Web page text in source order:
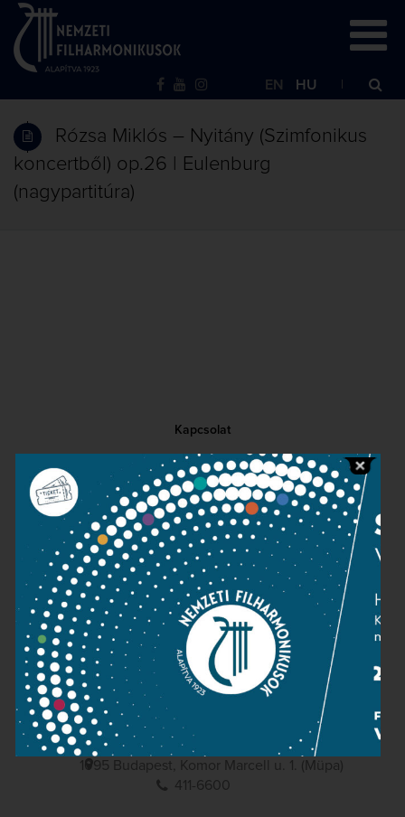
EN HU
Rózsa Miklós – Nyitány (Szimfonikus
koncertből) op.26 | Eulenburg
(nagypartitúra)
Kapcsolat
Közérdekű adatok
Sajtószoba
Adatvédelem
Impresszum
NEMZETI
FILHARMONIKUSOK
1095 Budapest, Komor Marcell u. 1. (Müpa)
411-6600